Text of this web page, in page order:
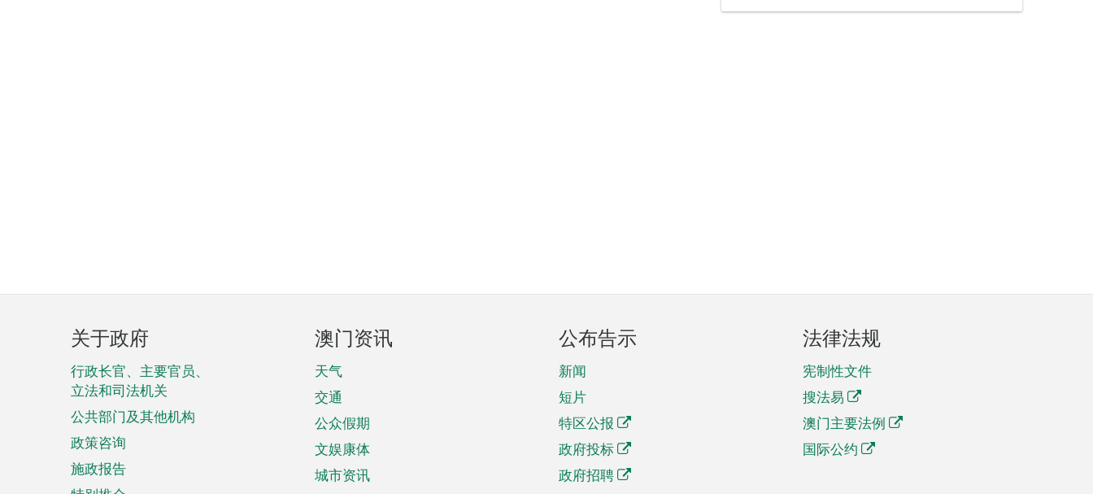
页
脚
菜
单
关于政府
行政长官、主要官员、
立法和司法机关
公共部门及其他机构
政策咨询
施政报告
澳门资讯
天气
交通
公众假期
文娱康体
城市资讯
公布告示
新闻
短片
特区公报
政府投标
政府招聘
法律法规
宪制性文件
搜法易
澳门主要法例
国际公约